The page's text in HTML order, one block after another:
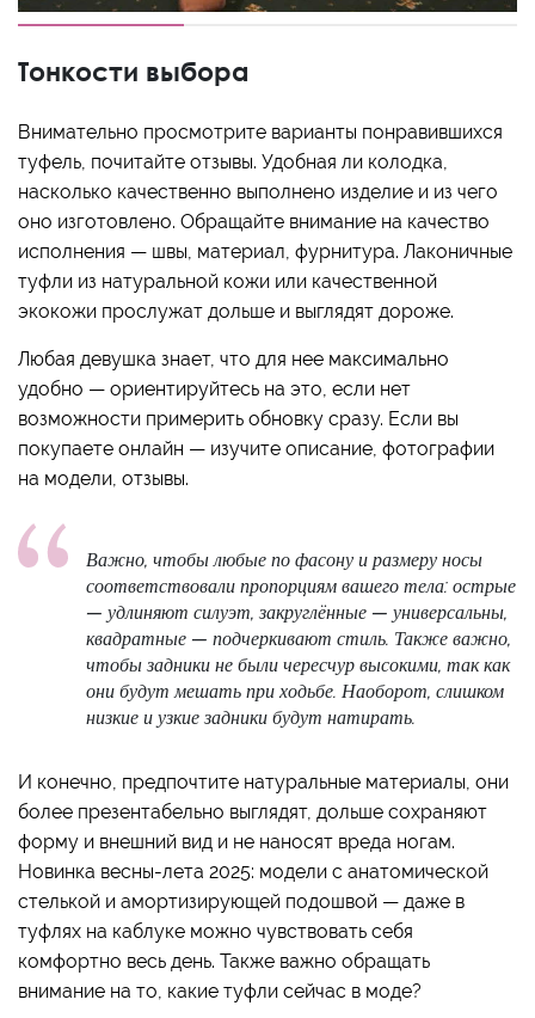
Тонкости выбора
Внимательно просмотрите варианты понравившихся
туфель, почитайте отзывы. Удобная ли колодка,
насколько качественно выполнено изделие и из чего
оно изготовлено. Обращайте внимание на качество
исполнения — швы, материал, фурнитура. Лаконичные
туфли из натуральной кожи или качественной
экокожи прослужат дольше и выглядят дороже.
Любая девушка знает, что для нее максимально
удобно — ориентируйтесь на это, если нет
возможности примерить обновку сразу. Если вы
покупаете онлайн — изучите описание, фотографии
на модели, отзывы.
Важно, чтобы любые по фасону и размеру носы
соответствовали пропорциям вашего тела: острые
— удлиняют силуэт, закруглённые — универсальны,
квадратные — подчеркивают стиль. Также важно,
чтобы задники не были чересчур высокими, так как
они будут мешать при ходьбе. Наоборот, слишком
низкие и узкие задники будут натирать.
И конечно, предпочтите натуральные материалы, они
более презентабельно выглядят, дольше сохраняют
форму и внешний вид и не наносят вреда ногам.
Новинка весны-лета 2025: модели с анатомической
стелькой и амортизирующей подошвой — даже в
туфлях на каблуке можно чувствовать себя
комфортно весь день. Также важно обращать
внимание на то, какие туфли сейчас в моде?